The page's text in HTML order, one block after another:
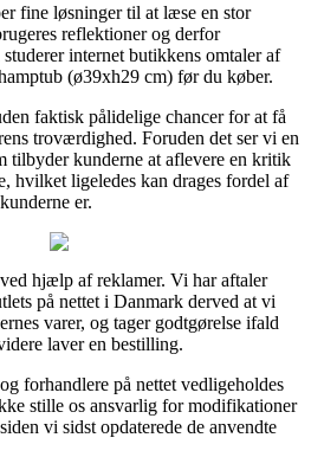
fine løsninger til at læse en stor
reflektioner og derfor
internet butikkens omtaler af
(ø39xh29 cm) før du køber.
faktisk pålidelige chancer for at få
troværdighed. Foruden det ser vi en
tilbyder kunderne at aflevere en kritik
hvilket ligeledes kan drages fordel af
er.
hjælp af reklamer. Vi har aftaler
på nettet i Danmark derved at vi
varer, og tager godtgørelse ifald
laver en bestilling.
forhandlere på nettet vedligeholdes
stille os ansvarlig for modifikationer
vi sidst opdaterede de anvendte